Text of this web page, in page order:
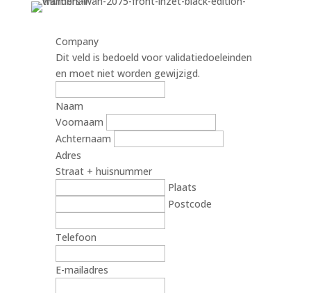
Company
Dit veld is bedoeld voor validatiedoeleinden
en moet niet worden gewijzigd.
Naam
Voornaam
Achternaam
Adres
Straat + huisnummer
Plaats
Postcode
Telefoon
E-mailadres